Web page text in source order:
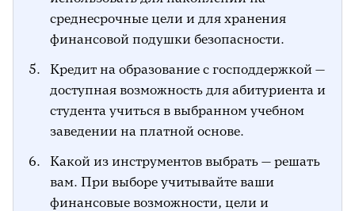
среднесрочные цели и для хранения
финансовой подушки безопасности.
Кредит на образование с господдержкой —
доступная возможность для абитуриента и
студента учиться в выбранном учебном
заведении на платной основе.
Какой из инструментов выбрать — решать
вам. При выборе учитывайте ваши
финансовые возможности, цели и